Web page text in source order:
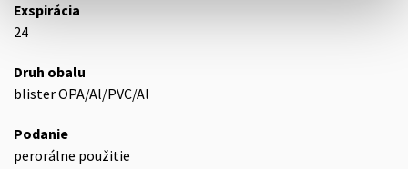
Exspirácia
24
Druh obalu
blister OPA/Al/PVC/Al
Podanie
perorálne použitie